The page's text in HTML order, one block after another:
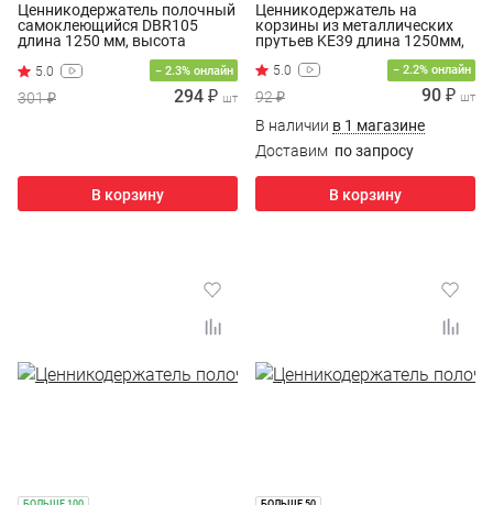
Ценникодержатель полочный
самоклеющийся DBR105
длина 1250 мм, высота
105мм, цвет прозрачный
− 2.3% онлайн
301 ₽ 294 ₽ шт
В корзину
Ценникодержатель на
корзины из металлических
прутьев KE39 длина 1250мм,
цвет прозрачный, KE39-1250
п
− 2.2% онлайн
92 ₽ 90 ₽ шт
В наличии в 1 магазине
Доставим по запросу
В корзину